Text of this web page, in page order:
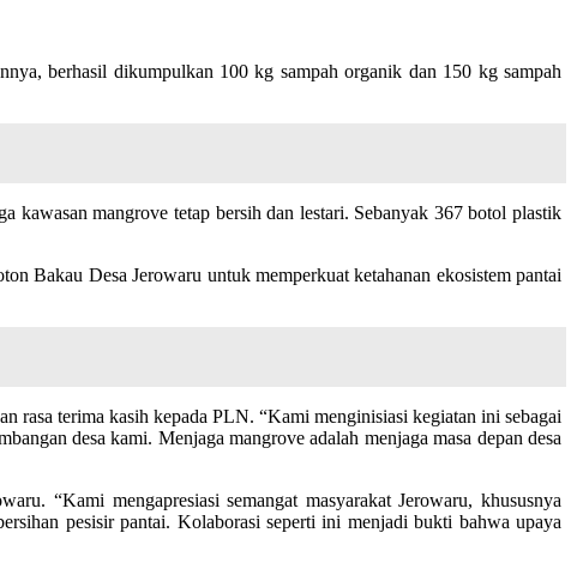
berhasil dikumpulkan 100 kg sampah organik dan 150 kg sampah
kawasan mangrove tetap bersih dan lestari. Sebanyak 367 botol plastik
Bakau Desa Jerowaru untuk memperkuat ketahanan ekosistem pantai
terima kasih kepada PLN. “Kami menginisiasi kegiatan ini sebagai
desa kami. Menjaga mangrove adalah menjaga masa depan desa
“Kami mengapresiasi semangat masyarakat Jerowaru, khususnya
pesisir pantai. Kolaborasi seperti ini menjadi bukti bahwa upaya